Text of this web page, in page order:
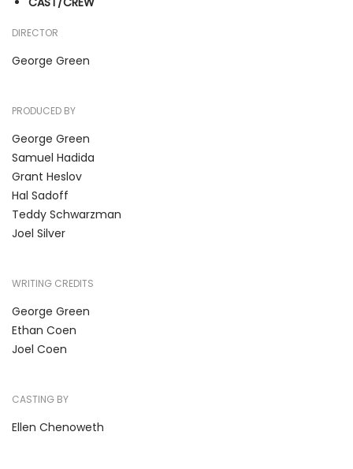
DIRECTOR
George Green
PRODUCED BY
George Green
Samuel Hadida
Grant Heslov
Hal Sadoff
Teddy Schwarzman
Joel Silver
WRITING CREDITS
George Green
Ethan Coen
Joel Coen
CASTING BY
Ellen Chenoweth